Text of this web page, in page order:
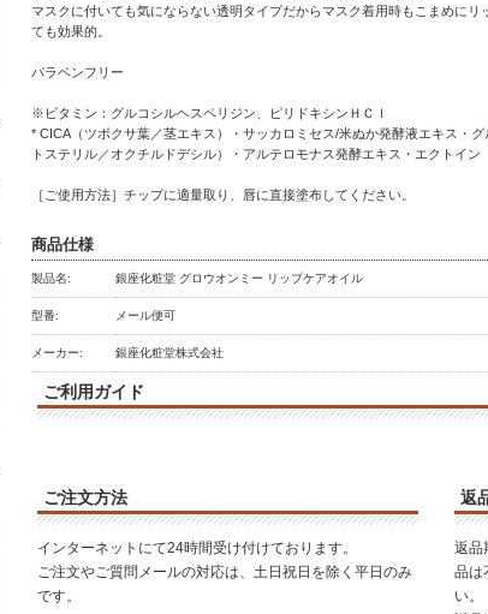
マスクに付いても気にならない透明タイプだからマスク着用時もこまめに
ても効果的。
パラベンフリー
※ビタミン：グルコシルヘスペリジン、ピリドキシンＨＣｌ
* CICA（ツボクサ葉／茎エキス）・サッカロミセス/米ぬか発酵液エキス・
トステリル／オクチルドデシル）・アルテロモナス発酵エキス・エクトイン
［ご使用方法］チップに適量取り、唇に直接塗布してください。
商品仕様
製品名: 銀座化粧堂 グロウオンミー リップケアオイル
型番: メール便可
メーカー: 銀座化粧堂株式会社
ご利用ガイド
ご注文方法
インターネットにて24時間受け付けております。
ご注文やご質問メールの対応は、土日祝日を除く平日のみ
です。
返
返品
品は
い。